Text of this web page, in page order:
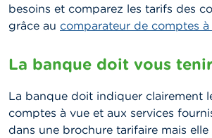
besoins et comparez les tarifs des
grâce au comparateur de comptes
La banque doit vous
La banque doit indiquer clairement
comptes à vue et aux services
dans une brochure tarifaire mais